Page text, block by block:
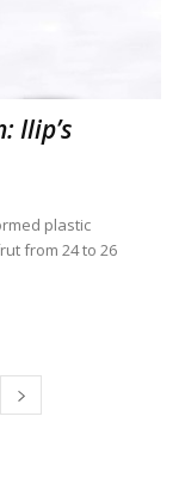
Ilip’s
plastic
from 24 to 26